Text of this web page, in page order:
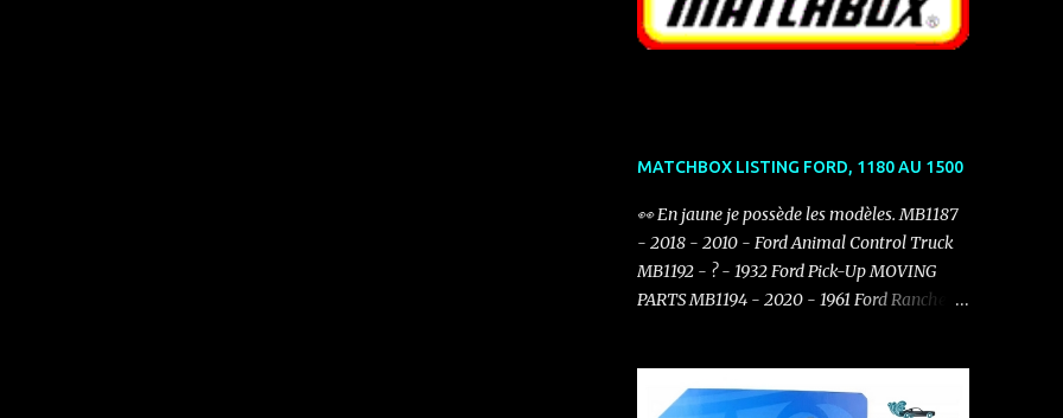
MATCHBOX LISTING FORD, 1180 AU 1500
👀 En jaune je possède les modèles. MB1187
- 2018 - 2010 - Ford Animal Control Truck
MB1192 - ? - 1932 Ford Pick-Up MOVING
PARTS MB1194 - 2020 - 1961 Ford Ranchero
Ford Mustang Coupe MB1234 - 2021 - 1932
Ford Model B Coupé MB1244 - 2021 - 1970